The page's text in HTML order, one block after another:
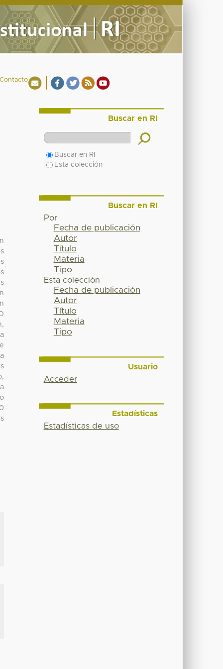
Contacto
Buscar en RI
Buscar en RI
Esta colección
Buscar en RI
Por
Fecha de publicación
Autor
Título
Materia
Tipo
Esta colección
Fecha de publicación
Autor
Título
Materia
Tipo
Usuario
Acceder
Estadísticas
Estadísticas de uso